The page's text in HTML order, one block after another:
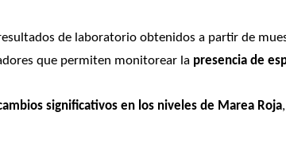
de laboratorio obtenidos a partir de
que permiten monitorear la presencia de
significativos en los niveles de Marea Roja